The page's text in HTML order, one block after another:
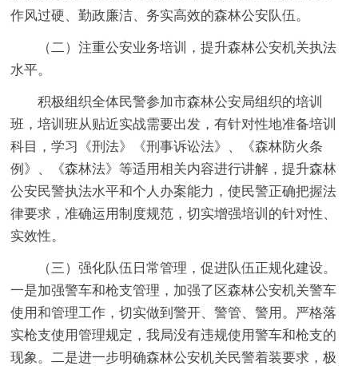
作风过硬、勤政廉洁、务实高效的森林公安队伍。
（二）注重公安业务培训，提升森林公安机关执法
水平。
积极组织全体民警参加市森林公安局组织的培训
班，培训班从贴近实战需要出发，有针对性地准备培训
科目，学习《刑法》《刑事诉讼法》、《森林防火条
例》、《森林法》等适用相关内容进行讲解，提升森林
公安民警执法水平和个人办案能力，使民警正确把握法
律要求，准确运用制度规范，切实增强培训的针对性、
实效性。
（三）强化队伍日常管理，促进队伍正规化建设。
一是加强警车和枪支管理，加强了区森林公安机关警车
使用和管理工作，切实做到警开、警管、警用。严格落
实枪支使用管理规定，我局没有违规使用警车和枪支的
现象。二是进一步明确森林公安机关民警着装要求，极